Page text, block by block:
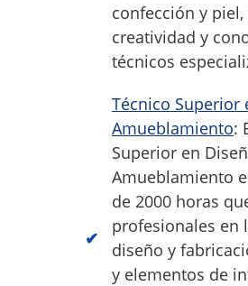
confección y
creatividad y
técnicos
Técnico Superior
Amueblamiento:
Superior en
Amueblamiento
de 2000 horas
profesionales en
diseño y
y elementos de